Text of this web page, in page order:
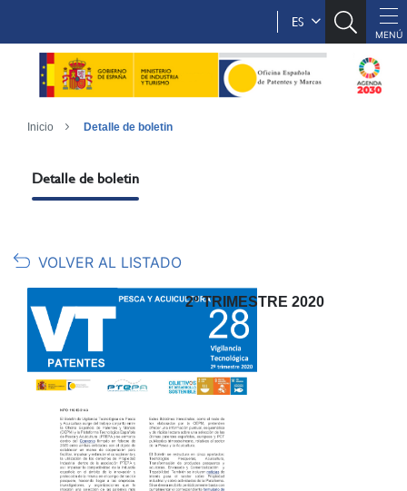
ES
Inicio Detalle de boletin
Detalle de boletin
VOLVER AL LISTADO
2º TRIMESTRE 2020